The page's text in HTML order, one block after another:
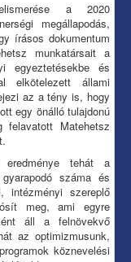
a 2020
megállapodás,
írásos dokumentum
munkatársait a
egyeztetésekbe és
elkötelezett állami
az a tény is, hogy
egy önálló tulajdonú
felavatott Matehetsz
tehát a
száma és
intézményi szereplő
meg, ami egyre
áll a felnövekvő
az optimizmusunk,
köznevelési